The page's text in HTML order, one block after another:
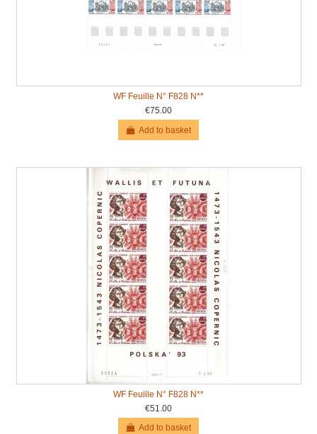
WF Feuille N° F828 N**
€75.00
Add to basket
WF Feuille N° F828 N**
€51.00
Add to basket